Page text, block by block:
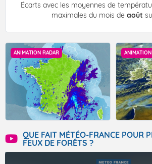
Écarts avec les moyennes de
maximales du mois de août
ANIMATION RADAR
QUE FAIT MÉTÉO-FRANCE POUR
FEUX DE FORÊTS ?